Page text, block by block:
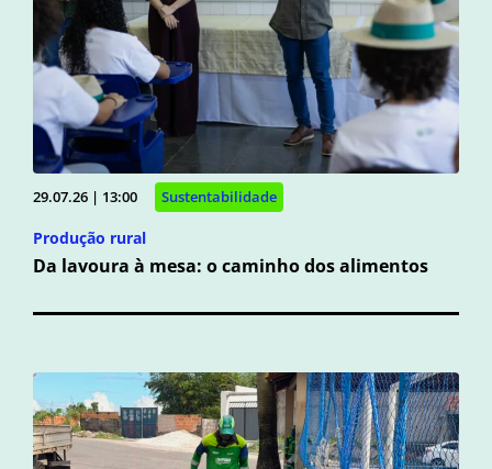
29.07.26 | 13:00 Sustentabilidade
Produção rural
Da lavoura à mesa: o caminho dos alimentos